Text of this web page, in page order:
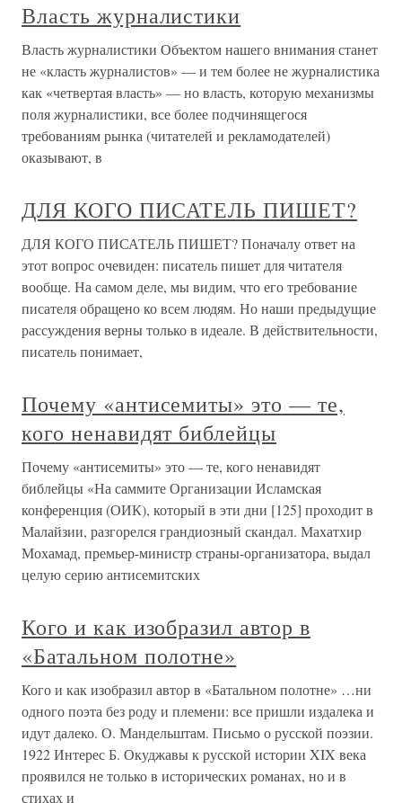
Власть журналистики
Власть журналистики Объектом нашего внимания станет
не «класть журналистов» — и тем более не журналистика
как «четвертая власть» — но власть, которую механизмы
поля журналистики, все более подчинящегося
требованиям рынка (читателей и рекламодателей)
оказывают, в
ДЛЯ КОГО ПИСАТЕЛЬ ПИШЕТ?
ДЛЯ КОГО ПИСАТЕЛЬ ПИШЕТ? Поначалу ответ на
этот вопрос очевиден: писатель пишет для читателя
вообще. На самом деле, мы видим, что его требование
писателя обращено ко всем людям. Но наши предыдущие
рассуждения верны только в идеале. В действительности,
писатель понимает,
Почему «антисемиты» это — те,
кого ненавидят библейцы
Почему «антисемиты» это — те, кого ненавидят
библейцы «На саммите Организации Исламская
конференция (ОИК), который в эти дни [125] проходит в
Малайзии, разгорелся грандиозный скандал. Махатхир
Мохамад, премьер-министр страны-организатора, выдал
целую серию антисемитских
Кого и как изобразил автор в
«Батальном полотне»
Кого и как изобразил автор в «Батальном полотне» …ни
одного поэта без роду и племени: все пришли издалека и
идут далеко. О. Мандельштам. Письмо о русской поэзии.
1922 Интерес Б. Окуджавы к русской истории XIX века
проявился не только в исторических романах, но и в
стихах и